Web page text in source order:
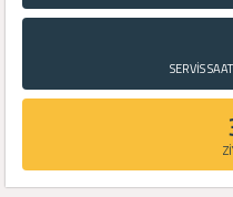
SERVİS